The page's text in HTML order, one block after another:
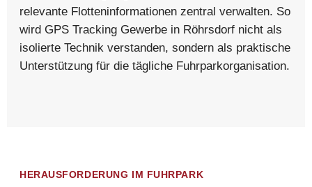
relevante Flotteninformationen zentral verwalten. So
wird GPS Tracking Gewerbe in Röhrsdorf nicht als
isolierte Technik verstanden, sondern als praktische
Unterstützung für die tägliche Fuhrparkorganisation.
HERAUSFORDERUNG IM FUHRPARK